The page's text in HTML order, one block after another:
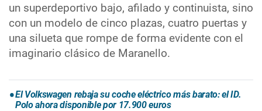
un superdeportivo bajo, afilado y continuista, sino
con un modelo de cinco plazas, cuatro puertas y
una silueta que rompe de forma evidente con el
imaginario clásico de Maranello.
El Volkswagen rebaja su coche eléctrico más barato: el ID.
Polo ahora disponible por 17.900 euros